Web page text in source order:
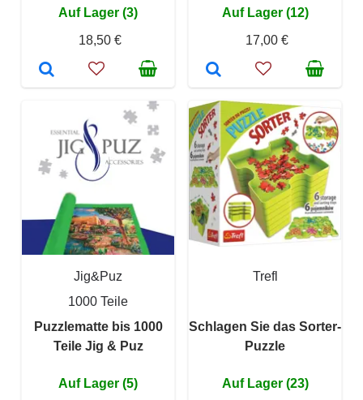
Auf Lager (3)
18,50 €
Auf Lager (12)
17,00 €
Jig&Puz
1000 Teile
Puzzlematte bis 1000
Teile Jig & Puz
Auf Lager (5)
Trefl
Schlagen Sie das Sorter-
Puzzle
Auf Lager (23)